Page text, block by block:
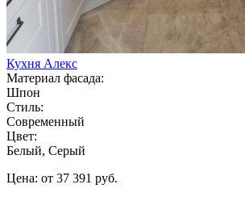
Кухня Алекс
Материал фасада:
Шпон
Стиль:
Современный
Цвет:
Белый, Серый
Цена: от 37 391 руб.